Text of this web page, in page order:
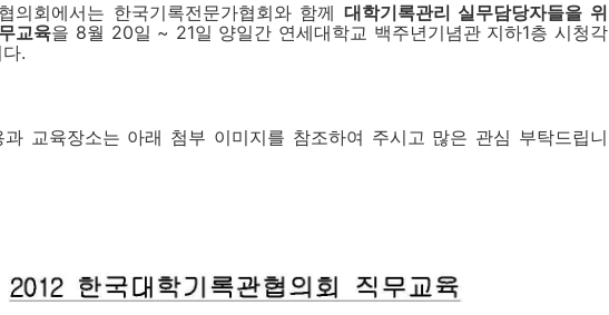
의회에서는 한국기록전문가협회와 함께 대학기록관리 실무담당자들을 위
교육을 8월 20일 ~ 21일 양일간 연세대학교 백주년기념관 지하1층 시청각
.
과 교육장소는 아래 첨부 이미지를 참조하여 주시고 많은 관심 부탁드립니